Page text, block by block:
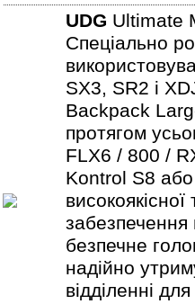
UDG Ultimate
Спеціально
SX3, SR2 і
Backpack
протягом
FLX6 / 800 /
Kontrol S8 або
забезпечення
безпечне
надійно
відділенні